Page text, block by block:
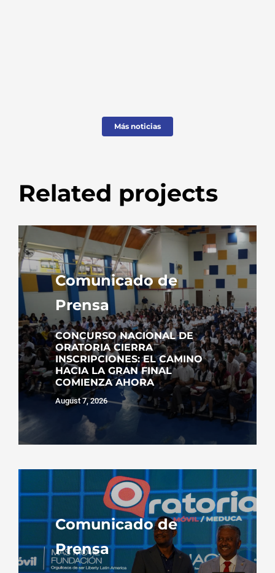
Más noticias
Related projects
Comunicado de
Prensa
CONCURSO NACIONAL DE
ORATORIA CIERRA
INSCRIPCIONES: EL CAMINO
HACIA LA GRAN FINAL
COMIENZA AHORA
August 7, 2026
Comunicado de
Prensa